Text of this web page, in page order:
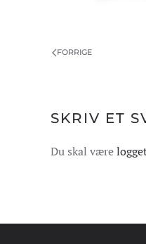
FORRIGE
SKRIV ET
Du skal være